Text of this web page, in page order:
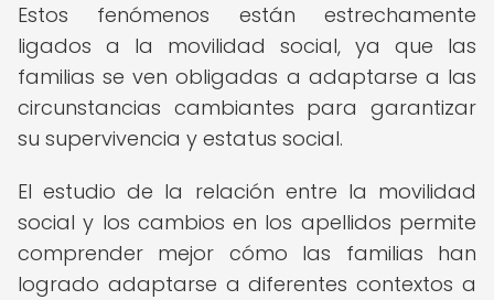
Estos fenómenos están estrechamente
ligados a la movilidad social, ya que las
familias se ven obligadas a adaptarse a las
circunstancias cambiantes para garantizar
su supervivencia y estatus social.
El estudio de la relación entre la movilidad
social y los cambios en los apellidos permite
comprender mejor cómo las familias han
logrado adaptarse a diferentes contextos a